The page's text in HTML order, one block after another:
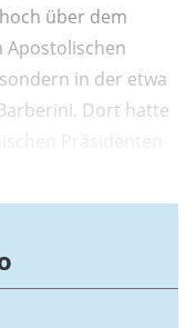
über dem
Apostolischen
in der etwa
Dort hatte
Präsidenten
den Albaner